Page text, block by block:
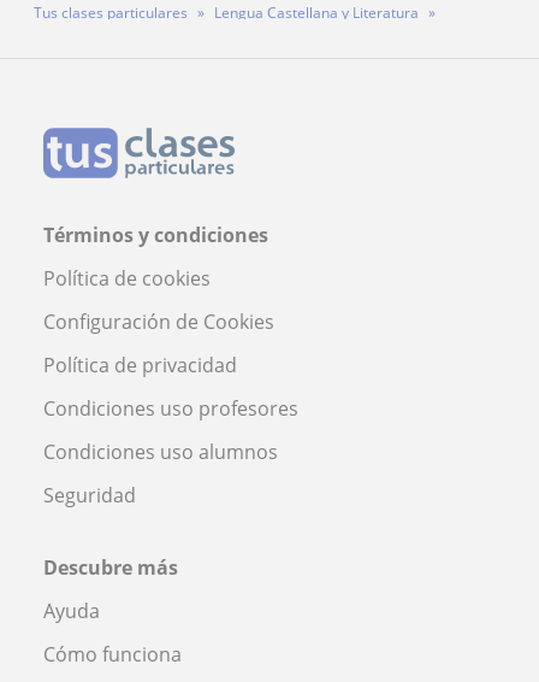
Tus clases particulares
Lengua Castellana y Literatura
Términos y condiciones
Política de cookies
Configuración de Cookies
Política de privacidad
Condiciones uso profesores
Condiciones uso alumnos
Seguridad
Descubre más
Ayuda
Cómo funciona